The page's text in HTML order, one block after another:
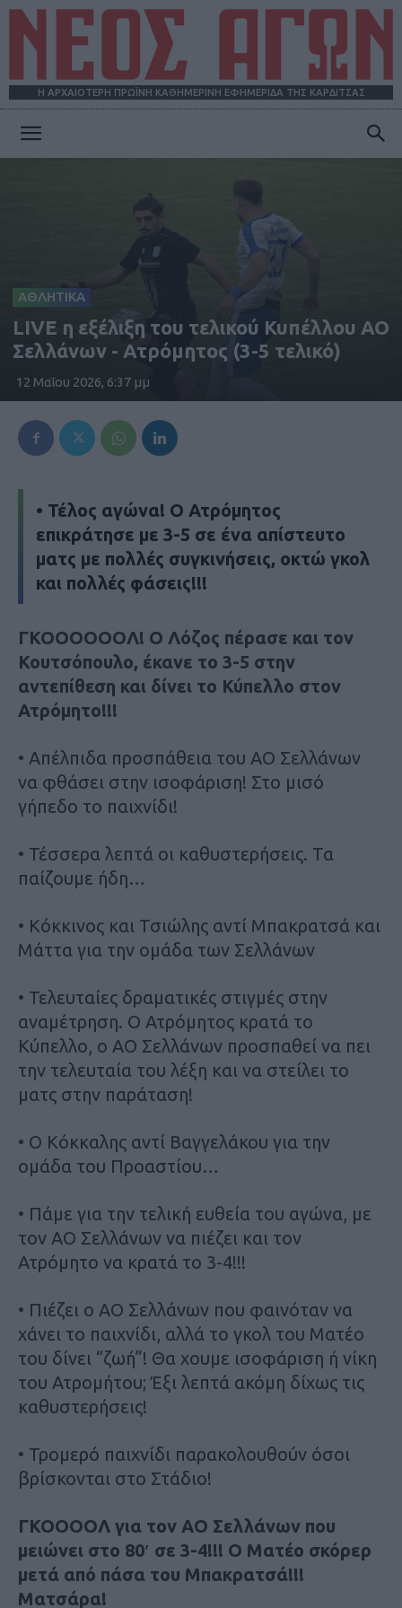
Η ΑΡΧΑΙΟΤΕΡΗ ΠΡΩΪΝΗ ΚΑΘΗΜΕΡΙΝΗ ΕΦΗΜΕΡΙΔΑ ΤΗΣ ΚΑΡΔΙΤΣΑΣ
ΑΘΛΗΤΙΚΑ
LIVE η εξέλιξη του τελικού Κυπέλλου ΑΟ
Σελλάνων - Ατρόμητος (3-5 τελικό)
12 Μαΐου 2026, 6:37 μμ
• Τέλος αγώνα! Ο Ατρόμητος
επικράτησε με 3-5 σε ένα απίστευτο
ματς με πολλές συγκινήσεις, οκτώ γκολ
και πολλές φάσεις!!!
ΓΚΟΟΟΟΟΟΛ! Ο Λόζος πέρασε και τον
Κουτσόπουλο, έκανε το 3-5 στην
αντεπίθεση και δίνει το Κύπελλο στον
Ατρόμητο!!!
• Απέλπιδα προσπάθεια του ΑΟ Σελλάνων
να φθάσει στην ισοφάριση! Στο μισό
γήπεδο το παιχνίδι!
• Τέσσερα λεπτά οι καθυστερήσεις. Τα
παίζουμε ήδη…
• Κόκκινος και Τσιώλης αντί Μπακρατσά και
Μάττα για την ομάδα των Σελλάνων
• Τελευταίες δραματικές στιγμές στην
αναμέτρηση. Ο Ατρόμητος κρατά το
Κύπελλο, ο ΑΟ Σελλάνων προσπαθεί να πει
την τελευταία του λέξη και να στείλει το
ματς στην παράταση!
• Ο Κόκκαλης αντί Βαγγελάκου για την
ομάδα του Προαστίου…
• Πάμε για την τελική ευθεία του αγώνα, με
τον ΑΟ Σελλάνων να πιέζει και τον
Ατρόμητο να κρατά το 3-4!!!
• Πιέζει ο ΑΟ Σελλάνων που φαινόταν να
χάνει το παιχνίδι, αλλά το γκολ του Ματέο
του δίνει “ζωή”! Θα χουμε ισοφάριση ή νίκη
του Ατρομήτου; Έξι λεπτά ακόμη δίχως τις
καθυστερήσεις!
• Τρομερό παιχνίδι παρακολουθούν όσοι
βρίσκονται στο Στάδιο!
ΓΚΟΟΟΟΛ για τον ΑΟ Σελλάνων που
μειώνει στο 80′ σε 3-4!!! Ο Ματέο σκόρερ
μετά από πάσα του Μπακρατσά!!!
Ματσάρα!